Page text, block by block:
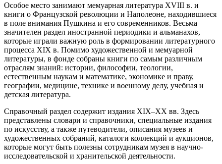
Особое место занимают мемуарная литература XVIII в. и
книги о Французской революции и Наполеоне, находившиеся
в поле внимания Пушкина и его современников. Весьма
значителен раздел иностранной периодики и альманахов,
которые играли важную роль в формировании литературного
процесса XIX в. Помимо художественной и мемуарной
литературы, в фонде собраны книги по самым различным
отраслям знаний: истории, философии, теологии,
естественным наукам и математике, экономике и праву,
географии, медицине, технике и военному делу, учебная и
детская литература.
Справочный раздел содержит издания XIX–XX вв. Здесь
представлены словари и справочники, специальные издания
по искусству, а также путеводители, описания музеев и
художественных собраний, каталоги коллекций и аукционов,
которые могут быть полезны сотрудникам музея в научно-
исследовательской и хранительской деятельности.